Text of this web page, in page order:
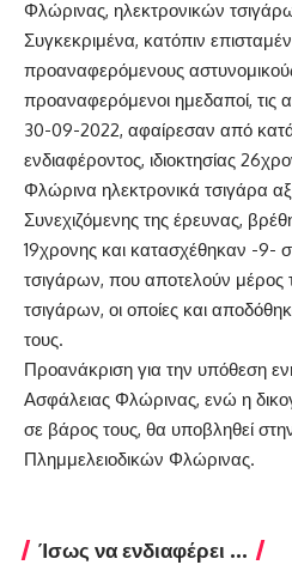
Φλώρινας, ηλεκτρονικών
Συγκεκριμένα, κατόπιν
προαναφερόμενους
προαναφερόμενοι ημεδαποί, τις
30-09-2022, αφαίρεσαν από
ενδιαφέροντος, ιδιοκτησίας
Φλώρινα ηλεκτρονικά τσιγάρα
Συνεχιζόμενης της έρευνας,
19χρονης και κατασχέθηκαν -9-
τσιγάρων, που αποτελούν μέρος
τσιγάρων, οι οποίες και
τους.
Προανάκριση για την υπόθεση
Ασφάλειας Φλώρινας, ενώ η
σε βάρος τους, θα υποβληθεί
Πλημμελειοδικών Φλώρινας.
Ίσως να ενδιαφέρει ...